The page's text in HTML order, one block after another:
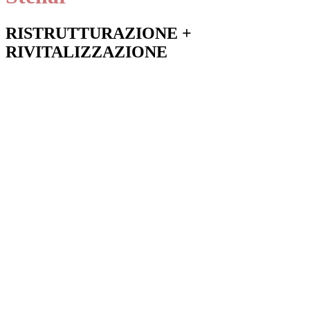
RISTRUTTURAZIONE +
RIVITALIZZAZIONE